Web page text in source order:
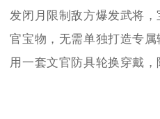
发闭月限制敌方爆发武将
官宝物，无需单独打造专
用一套文官防具轮换穿戴，